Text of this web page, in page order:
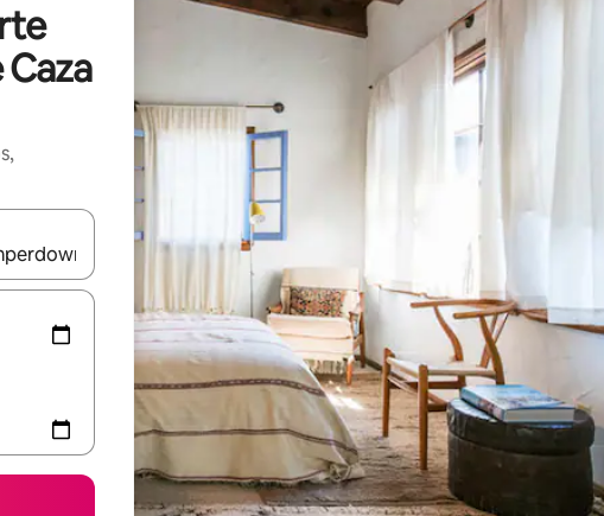
con las teclas de flecha hacia arriba y hacia abajo o explora con el